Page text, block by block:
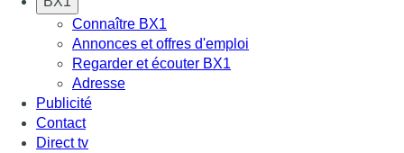
Connaître BX1
Annonces et offres d'emploi
Regarder et écouter BX1
Adresse
Publicité
Contact
Direct tv